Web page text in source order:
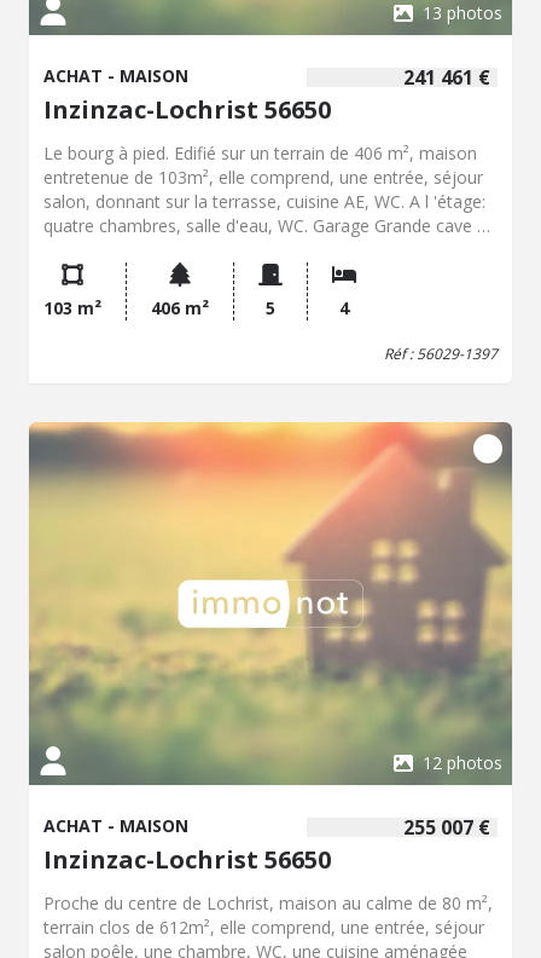
13 photos
241 461 €
ACHAT - MAISON
Inzinzac-Lochrist 56650
Le bourg à pied. Edifié sur un terrain de 406 m², maison
entretenue de 103m², elle comprend, une entrée, séjour
salon, donnant sur la terrasse, cuisine AE, WC. A l 'étage:
quatre chambres, salle d'eau, WC. Garage Grande cave en
103 m² 406 m² 5 4
Réf : 56029-1397
12 photos
255 007 €
ACHAT - MAISON
Inzinzac-Lochrist 56650
Proche du centre de Lochrist, maison au calme de 80 m²,
terrain clos de 612m², elle comprend, une entrée, séjour
salon poêle, une chambre, WC, une cuisine aménagée